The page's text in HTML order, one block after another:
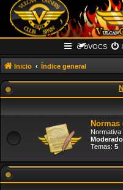
VOCS
Inicio Índice general
Temas: 5